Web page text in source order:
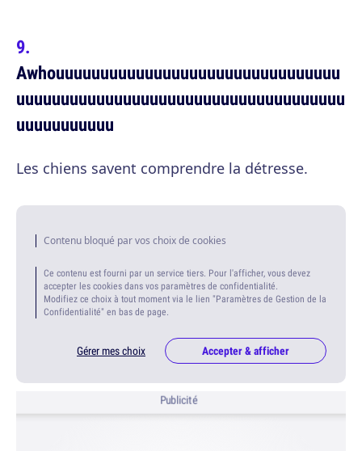
Awhouuuuuuuuuuuuuuuuuuuuuuuuuuuuuuuu
uuuuuuuuuuuuuuuuuuuuuuuuuuuuuuuuuuuuu
uuuuuuuuuuu
Les chiens savent comprendre la détresse.
Contenu bloqué par vos choix de cookies
Ce contenu est fourni par un service tiers. Pour l'afficher, vous devez
accepter les cookies dans vos paramètres de confidentialité.
Modifiez ce choix à tout moment via le lien "Paramètres de Gestion de la
Confidentialité" en bas de page.
Gérer mes choix Accepter & afficher
Publicité